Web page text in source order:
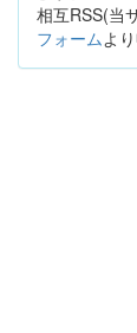
相互RSS(当
フォームよ